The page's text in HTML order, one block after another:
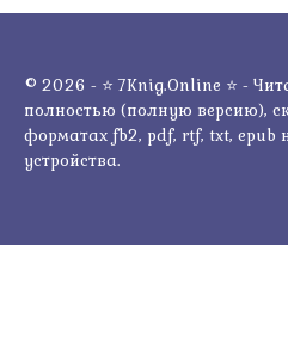
© 2026 - ⭐ 7Knig.Online ⭐ -
полностью (полную версию),
форматах fb2, pdf, rtf, txt, epub
устройства.